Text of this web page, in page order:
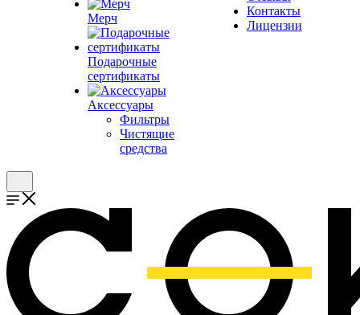
Мерч
Подарочные
сертификаты
Аксессуары
Фильтры
Чистящие
средства
Контакты
Лицензии